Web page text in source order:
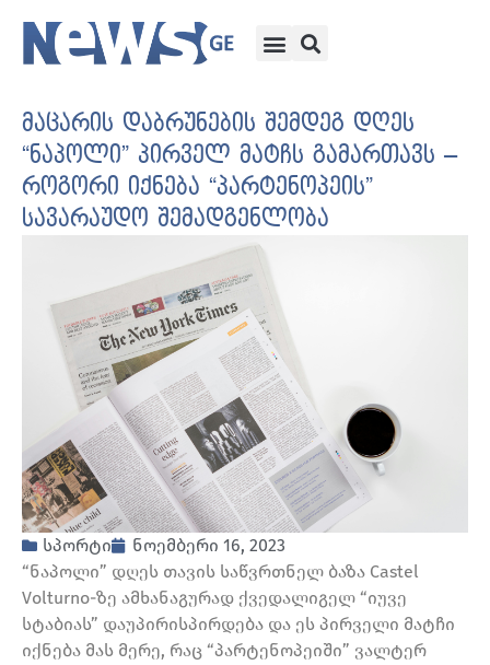
მაცარის დაბრუნების შემდეგ დღეს
“ნაპოლი” პირველ მატჩს გამართავს –
როგორი იქნება “პარტენოპეის”
სავარაუდო შემადგენლობა
სპორტი
ნოემბერი 16, 2023
“ნაპოლი” დღეს თავის საწვრთნელ ბაზა Castel
Volturno-ზე ამხანაგურად ქვედალიგელ “იუვე
სტაბიას” დაუპირისპირდება და ეს პირველი მატჩი
იქნება მას მერე, რაც “პარტენოპეიში” ვალტერ